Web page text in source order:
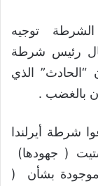
توجيه
رئيس شرطة
“الحادث” الذي
بالغضب .
أيرلندا
( جهودها)
موجودة بشأن (